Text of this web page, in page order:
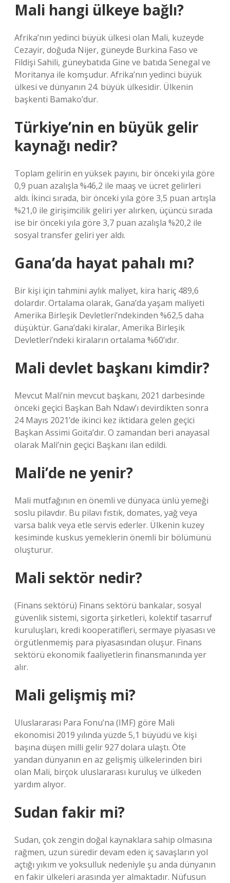
Mali hangi ülkeye bağlı?
Afrika’nın yedinci büyük ülkesi olan Mali, kuzeyde
Cezayir, doğuda Nijer, güneyde Burkina Faso ve
Fildişi Sahili, güneybatıda Gine ve batıda Senegal ve
Moritanya ile komşudur. Afrika’nın yedinci büyük
ülkesi ve dünyanın 24. büyük ülkesidir. Ülkenin
başkenti Bamako’dur.
Türkiye’nin en büyük gelir
kaynağı nedir?
Toplam gelirin en yüksek payını, bir önceki yıla göre
0,9 puan azalışla %46,2 ile maaş ve ücret gelirleri
aldı. İkinci sırada, bir önceki yıla göre 3,5 puan artışla
%21,0 ile girişimcilik geliri yer alırken, üçüncü sırada
ise bir önceki yıla göre 3,7 puan azalışla %20,2 ile
sosyal transfer geliri yer aldı.
Gana’da hayat pahalı mı?
Bir kişi için tahmini aylık maliyet, kira hariç 489,6
dolardır. Ortalama olarak, Gana’da yaşam maliyeti
Amerika Birleşik Devletleri’ndekinden %62,5 daha
düşüktür. Gana’daki kiralar, Amerika Birleşik
Devletleri’ndeki kiraların ortalama %60’ıdır.
Mali devlet başkanı kimdir?
Mevcut Mali’nin mevcut başkanı, 2021 darbesinde
önceki geçici Başkan Bah Ndaw’ı devirdikten sonra
24 Mayıs 2021’de ikinci kez iktidara gelen geçici
Başkan Assimi Goïta’dır. O zamandan beri anayasal
olarak Mali’nin geçici Başkanı ilan edildi.
Mali’de ne yenir?
Mali mutfağının en önemli ve dünyaca ünlü yemeği
soslu pilavdır. Bu pilavı fıstık, domates, yağ veya
varsa balık veya etle servis ederler. Ülkenin kuzey
kesiminde kuskus yemeklerin önemli bir bölümünü
oluşturur.
Mali sektör nedir?
(Finans sektörü) Finans sektörü bankalar, sosyal
güvenlik sistemi, sigorta şirketleri, kolektif tasarruf
kuruluşları, kredi kooperatifleri, sermaye piyasası ve
örgütlenmemiş para piyasasından oluşur. Finans
sektörü ekonomik faaliyetlerin finansmanında yer
alır.
Mali gelişmiş mi?
Uluslararası Para Fonu’na (IMF) göre Mali
ekonomisi 2019 yılında yüzde 5,1 büyüdü ve kişi
başına düşen milli gelir 927 dolara ulaştı. Öte
yandan dünyanın en az gelişmiş ülkelerinden biri
olan Mali, birçok uluslararası kuruluş ve ülkeden
yardım alıyor.
Sudan fakir mi?
Sudan, çok zengin doğal kaynaklara sahip olmasına
rağmen, uzun süredir devam eden iç savaşların yol
açtığı yıkım ve yoksulluk nedeniyle şu anda dünyanın
en fakir ülkeleri arasında yer almaktadır. Nüfusun